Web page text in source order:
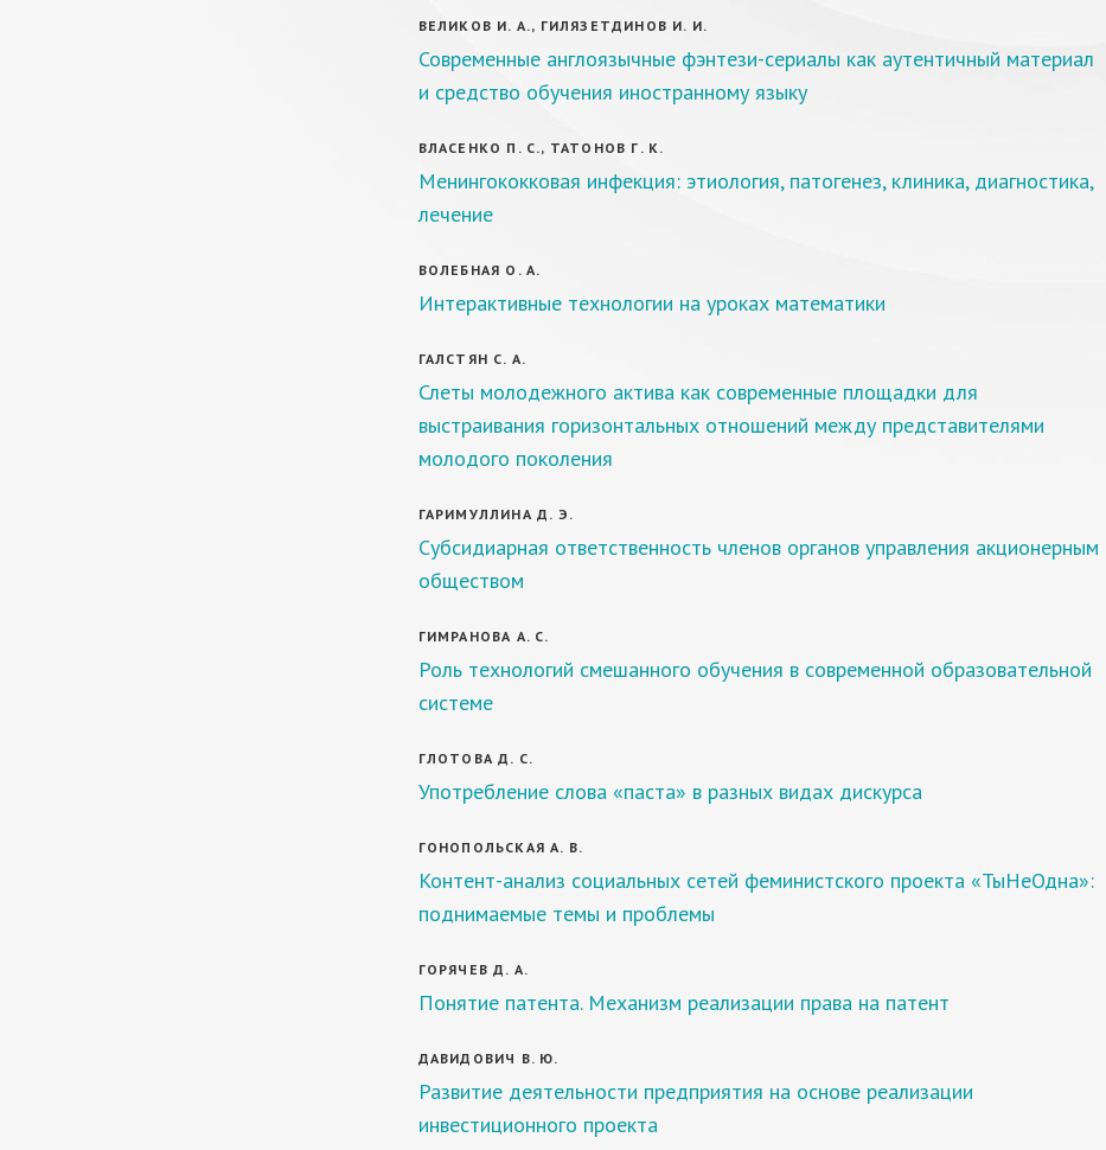
ВЕЛИКОВ И. А., ГИЛЯЗЕТДИНОВ И. И.
Современные англоязычные фэнтези-сериалы как аутентичный материал
и средство обучения иностранному языку
ВЛАСЕНКО П. С., ТАТОНОВ Г. К.
Менингококковая инфекция: этиология, патогенез, клиника, диагностика,
лечение
ВОЛЕБНАЯ О. А.
Интерактивные технологии на уроках математики
ГАЛСТЯН С. А.
Слеты молодежного актива как современные площадки для
выстраивания горизонтальных отношений между представителями
молодого поколения
ГАРИМУЛЛИНА Д. Э.
Субсидиарная ответственность членов органов управления акционерным
обществом
ГИМРАНОВА А. С.
Роль технологий смешанного обучения в современной образовательной
системе
ГЛОТОВА Д. С.
Употребление слова «паста» в разных видах дискурса
ГОНОПОЛЬСКАЯ А. В.
Контент-анализ социальных сетей феминистского проекта «ТыНеОдна»:
поднимаемые темы и проблемы
ГОРЯЧЕВ Д. А.
Понятие патента. Механизм реализации права на патент
ДАВИДОВИЧ В. Ю.
Развитие деятельности предприятия на основе реализации
инвестиционного проекта